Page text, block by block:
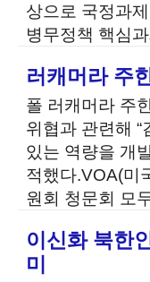
상으로 국정과
병무정책 핵심
러캐머라 주
폴 러캐머라 주
위협과 관련해
있는 역량을 개
적했다.VOA(미
원회 청문회 모
이신화 북한
미